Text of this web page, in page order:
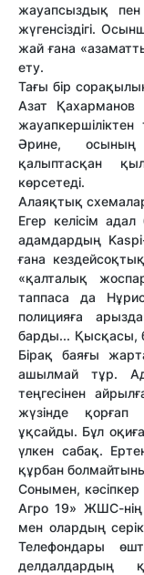
жауапсыздық
жүгенсіздігі.
жай ғана
ету.
Тағы бір
Азат Қахарманов
Әрине, осының
қалыптасқан
көрсетеді.
Алаяқтық
Егер келісім
адамдардың
ғана
«қалталық
таппаса да
полицияға
барды... Қысқасы,
Бірақ баяғы
ашылмай тұр.
теңгесінен
жүзінде қорғап
ұқсайды. Бұл
үлкен сабақ.
құрбан
Сонымен,
Агро 19» ЖШС-нің
мен олардың
Телефондары
делдалдардың